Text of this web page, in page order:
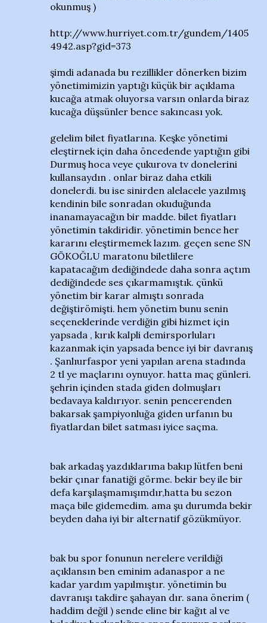
okunmuş )
http://www.hurriyet.com.tr/gundem/1405
4942.asp?gid=373
şimdi adanada bu rezillikler dönerken bizim
yönetimimizin yaptığı küçük bir açıklama
kucağa atmak oluyorsa varsın onlarda biraz
kucağa düşsünler bence sakıncası yok.
gelelim bilet fiyatlarına. Keşke yönetimi
eleştirnek için daha öncedende yaptığın gibi
Durmuş hoca veye çukurova tv donelerini
kullansaydın . onlar biraz daha etkili
donelerdi. bu ise sinirden alelacele yazılmış
kendinin bile sonradan okuduğunda
inanamayacağın bir madde. bilet fiyatları
yönetimin takdiridir. yönetimin bence her
kararını eleştirmemek lazım. geçen sene SN
GÖKOĞLU maratonu biletlilere
kapatacağım dediğindede daha sonra açtım
dediğindede ses çıkarmamıştık. çünkü
yönetim bir karar almıştı sonrada
değiştirömişti. hem yönetim bunu senin
seçeneklerinde verdiğin gibi hizmet için
yapsada , kırık kalpli demirsporluları
kazanmak için yapsada bence iyi bir davranış
. Şanlıurfaspor yeni yapılan arena stadında
2 tl ye maçlarını oynuyor. hatta maç günleri.
şehrin içinden stada giden dolmuşları
bedavaya kaldırıyor. senin pencerenden
bakarsak şampiyonluğa giden urfanın bu
fiyatlardan bilet satması iyice saçma.
bak arkadaş yazdıklarıma bakıp lütfen beni
bekir çınar fanatiği görme. bekir bey ile bir
defa karşılaşmamışımdır,hatta bu sezon
maça bile gidemedim. ama şu durumda bekir
beyden daha iyi bir alternatif gözükmüyor.
bak bu spor fonunun nerelere verildiği
açıklansın ben eminim adanaspor a ne
kadar yardım yapılmıştır. yönetimin bu
davranışı takdire şahayan dır. sana önerim (
haddim değil ) sende eline bir kağıt al ve